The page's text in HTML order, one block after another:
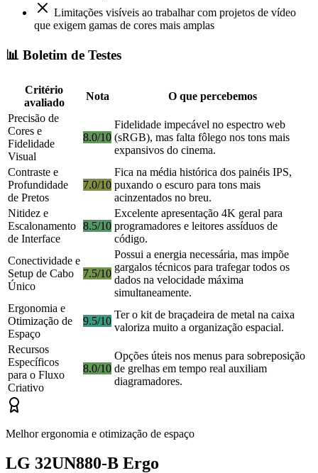
Limitações visíveis ao trabalhar com projetos de vídeo
que exigem gamas de cores mais amplas
📊 Boletim de Testes
Critério
avaliado
Nota
O que percebemos
Precisão de
Cores e
Fidelidade
Visual
8.0/10
Fidelidade impecável no espectro web
(sRGB), mas falta fôlego nos tons mais
expansivos do cinema.
Contraste e
Profundidade
de Pretos
7.0/10
Fica na média histórica dos painéis IPS,
puxando o escuro para tons mais
acinzentados no breu.
Nitidez e
Escalonamento
de Interface
8.5/10
Excelente apresentação 4K geral para
programadores e leitores assíduos de
código.
Conectividade e
Setup de Cabo
Único
7.5/10
Possui a energia necessária, mas impõe
gargalos técnicos para trafegar todos os
dados na velocidade máxima
simultaneamente.
Ergonomia e
Otimização de
Espaço
9.5/10
Ter o kit de braçadeira de metal na caixa
valoriza muito a organização espacial.
Recursos
Específicos
para o Fluxo
Criativo
8.0/10
Opções úteis nos menus para sobreposição
de grelhas em tempo real auxiliam
diagramadores.
Melhor ergonomia e otimização de espaço
LG 32UN880-B Ergo